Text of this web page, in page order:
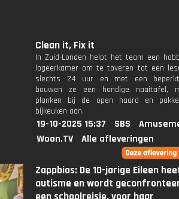
Clean it, Fix it
In Zuid-Londen helpt het team een
logeerkamer om te toveren tot een
slechts 24 uur en met een
bouwen ze een handige naaitafel,
planken bij de open haard en
bijkeuken aan.
19-10-2025 15:37 SBS
Woon.TV
Alle afleveringen
Zappbios: De 10-jarige Eileen
autisme en wordt